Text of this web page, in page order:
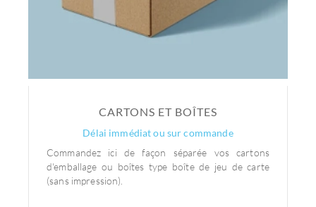
CARTONS ET BOÎTES
Délai immédiat ou sur commande
Commandez ici de façon séparée vos cartons
d'emballage ou boîtes type boîte de jeu de carte
(sans impression).